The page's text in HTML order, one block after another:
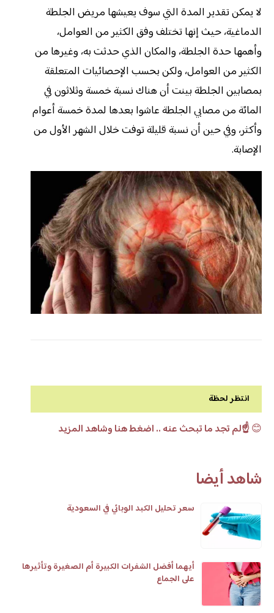
لا يمكن تقدير المدة التي سوف يعيشها مريض الجلطة
الدماغية، حيث إنها تختلف وفق الكثير من العوامل،
وأهمها حدة الجلطة، والمكان الذي حدثت به، وغيرها من
الكثير من العوامل، ولكن بحسب الإحصائيات المتعلقة
بمصابين الجلطة بينت أن هناك نسبة خمسة وثلاثون في
المائة من مصابي الجلطة عاشوا بعدها لمدة خمسة أعوام
وأكثر، وفي حين أن نسبة قليلة توفت خلال الشهر الأول من
الإصابة.
انتظر لحظة
😊☝️لم تجد ما تبحث عنه .. اضغط هنا وشاهد المزيد
شاهد أيضا
سعر تحليل الكبد الوبائي في السعودية
أيهما أفضل الشفرات الكبيرة أم الصغيرة وتأثيرها
على الجماع